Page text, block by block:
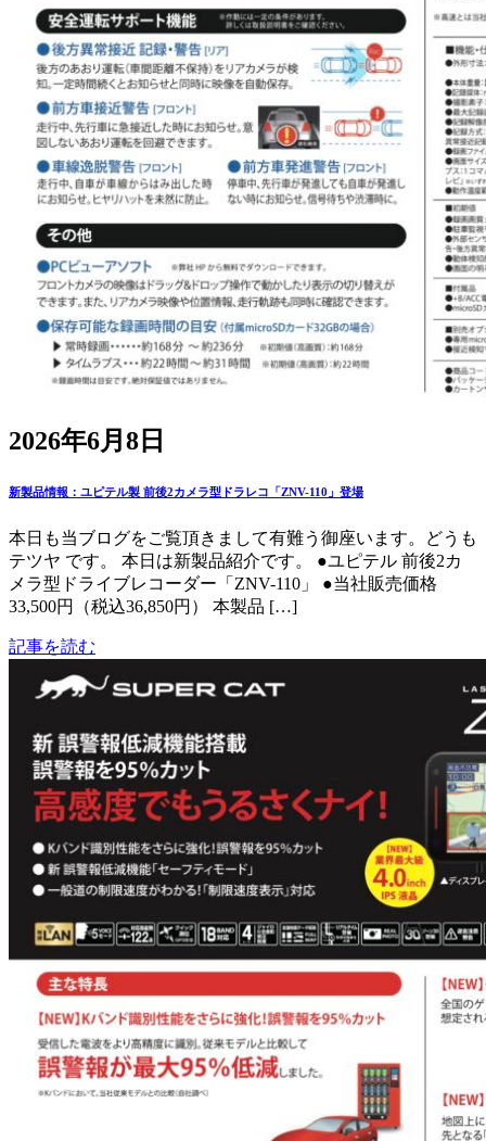
2026年6月8日
新製品情報：ユピテル製 前後2カメラ型ドラレコ「ZNV-110」登場
本日も当ブログをご覧頂きまして有難う御座います。どうも
テツヤ です。 本日は新製品紹介です。 ●ユピテル 前後2カ
メラ型ドライブレコーダー「ZNV-110」 ●当社販売価格
33,500円（税込36,850円） 本製品 […]
記事を読む